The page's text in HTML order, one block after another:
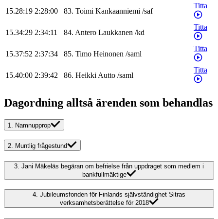
15.28:19 2:28:00 83. Toimi Kankaanniemi /saf
Titta
15.34:29 2:34:11 84. Antero Laukkanen /kd
Titta
15.37:52 2:37:34 85. Timo Heinonen /saml
Titta
15.40:00 2:39:42 86. HeikkiAutto /saml
Titta
Dagordning alltså ärenden som behandlas
1. Namnupprop
2. Muntlig frågestund
3. Jani Mäkeläs begäran om befrielse från uppdraget som medlem i
bankfullmäktige
4. Jubileumsfonden för Finlands självständighet Sitras
verksamhetsberättelse för 2018